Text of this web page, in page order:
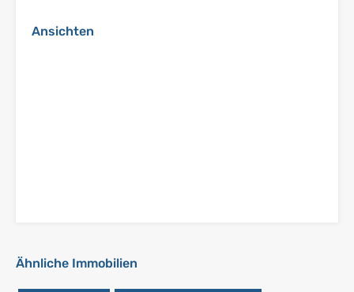
Ansichten
Ähnliche Immobilien